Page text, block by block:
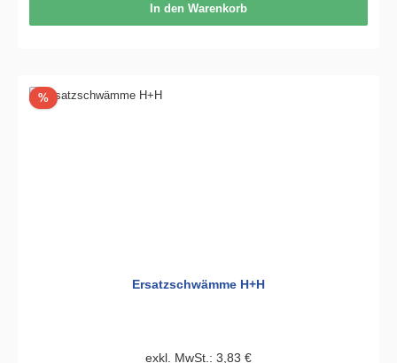
In den Warenkorb
%Rabatt
Ersatzschwämme H+H
exkl. MwSt.: 3,83 €